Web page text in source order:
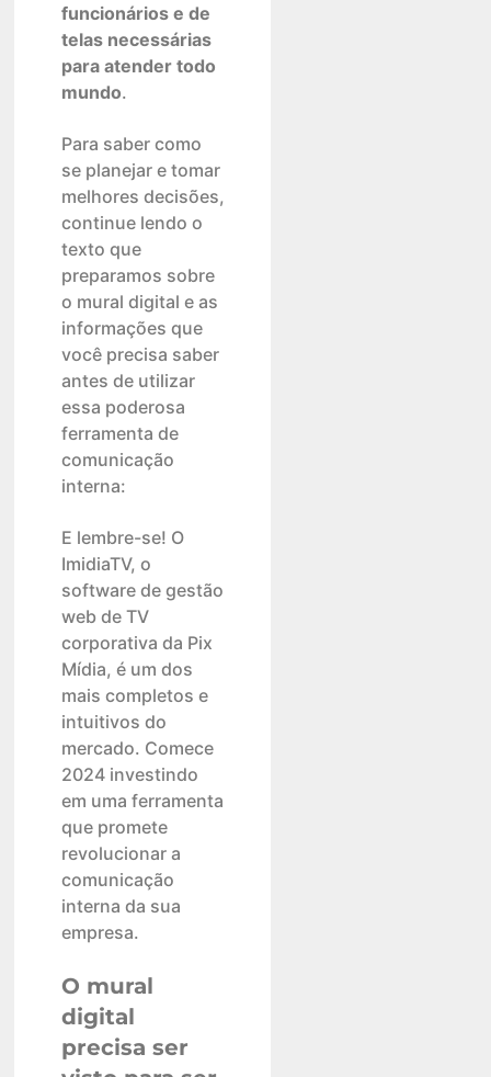
funcionários e de
telas necessárias
para atender todo
mundo.
Para saber como
se planejar e tomar
melhores decisões,
continue lendo o
texto que
preparamos sobre
o mural digital e as
informações que
você precisa saber
antes de utilizar
essa poderosa
ferramenta de
comunicação
interna:
E lembre-se! O
ImidiaTV, o
software de gestão
web de TV
corporativa da Pix
Mídia, é um dos
mais completos e
intuitivos do
mercado. Comece
2024 investindo
em uma ferramenta
que promete
revolucionar a
comunicação
interna da sua
empresa.
O mural
digital
precisa ser